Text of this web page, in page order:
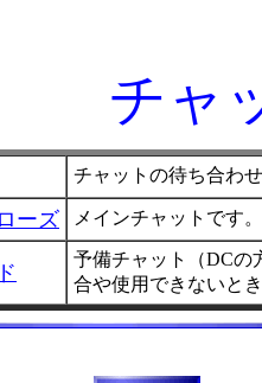
チャ
チャットの待ち合わ
ーズ メインチャットです。
予備チャット（DCの
合や使用できないと